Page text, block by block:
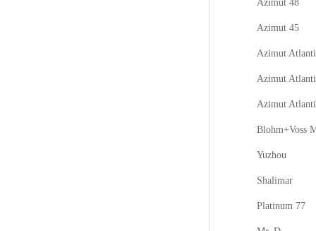
Azimut 48
Azimut 45
Azimut
Azimut
Azimut
Blohm+Voss
Yuzhou
Shalimar
Platinum 77